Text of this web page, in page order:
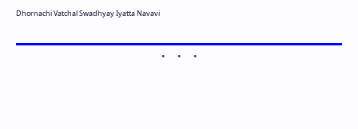
Dhornachi Vatchal Swadhyay Iyatta Navavi